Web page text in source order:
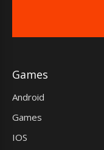
Games
Android
Games
IOS